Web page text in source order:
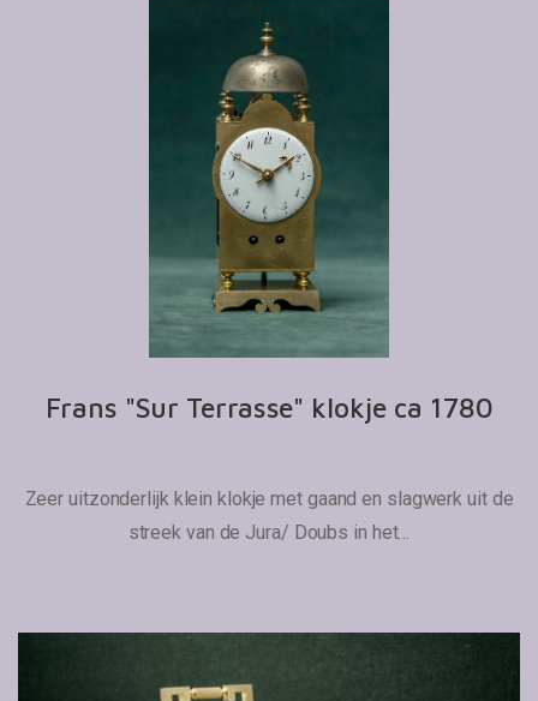
Frans "Sur Terrasse" klokje ca 1780
Zeer uitzonderlijk klein klokje met gaand en slagwerk uit de
streek van de Jura/ Doubs in het…